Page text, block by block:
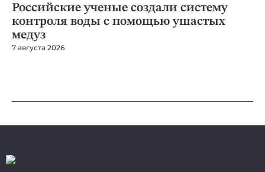
Российские ученые создали систему
контроля воды с помощью ушастых
медуз
7 августа 2026